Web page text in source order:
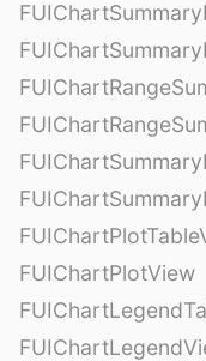
FUIChartPlotView